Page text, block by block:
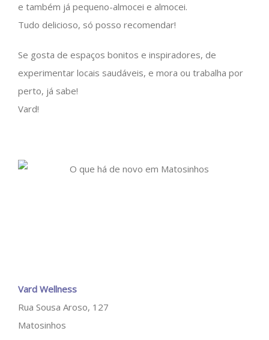
e também já pequeno-almocei e almocei.
Tudo delicioso, só posso recomendar!
Se gosta de espaços bonitos e inspiradores, de
experimentar locais saudáveis, e mora ou trabalha por
perto, já sabe!
Vard!
Vard Wellness
Rua Sousa Aroso, 127
Matosinhos